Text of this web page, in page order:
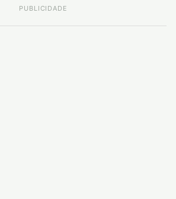
PUBLICIDADE